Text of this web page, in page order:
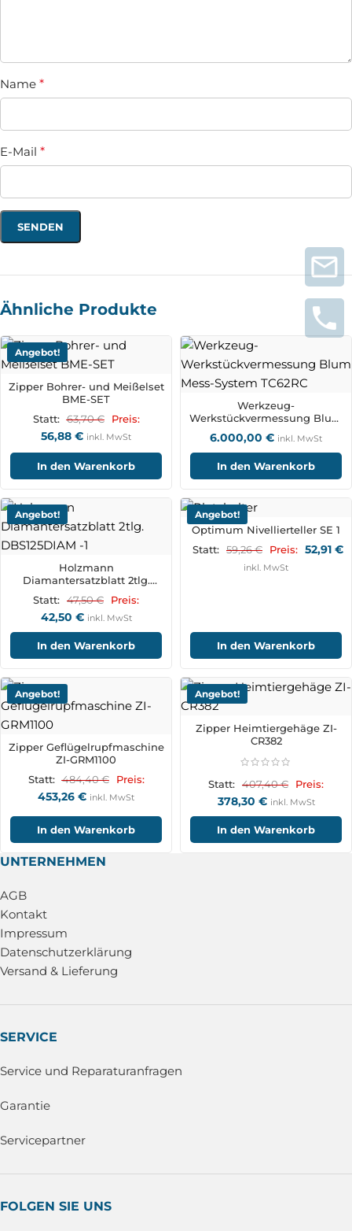
Name *
E-Mail *
Ähnliche Produkte
Angebot!
Zipper Bohrer- und Meißelset
BME-SET
Statt: 63,70€ Preis:
56,88 € inkl. MwSt
In den Warenkorb
Werkzeug-
Werkstückvermessung Blum
Mess-System TC62RC
6.000,00 € inkl. MwSt
In den Warenkorb
Angebot!
Holzmann
Diamantersatzblatt 2tlg.
DBS125DIAM
Statt: 47,50€ Preis:
42,50 € inkl. MwSt
In den Warenkorb
Angebot!
Optimum Nivellierteller SE 1
Statt: 59,26€ Preis: 52,91 €
inkl. MwSt
In den Warenkorb
Angebot!
Zipper Geflügelrupfmaschine
ZI-GRM1100
Statt: 484,40€ Preis:
453,26 € inkl. MwSt
In den Warenkorb
Angebot!
Zipper Heimtiergehäge ZI-
CR382
Statt: 407,40€ Preis:
378,30 € inkl. MwSt
In den Warenkorb
UNTERNEHMEN
AGB
Kontakt
Impressum
Datenschutzerklärung
Versand & Lieferung
SERVICE
Service und Reparaturanfragen
Garantie
Servicepartner
FOLGEN SIE UNS